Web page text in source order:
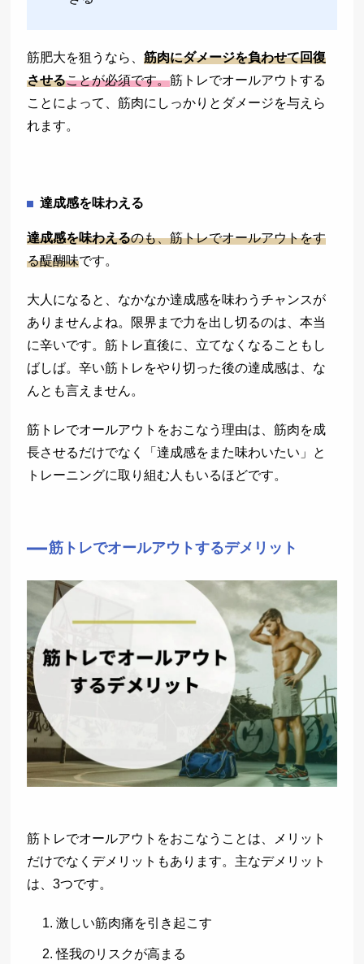
筋肥大を狙うなら、筋肉にダメージを負わせて回復
させることが必須です。筋トレでオールアウトする
ことによって、筋肉にしっかりとダメージを与えら
れます。
達成感を味わえる
達成感を味わえるのも、筋トレでオールアウトをす
る醍醐味です。
大人になると、なかなか達成感を味わうチャンスが
ありませんよね。限界まで力を出し切るのは、本当
に辛いです。筋トレ直後に、立てなくなることもし
ばしば。辛い筋トレをやり切った後の達成感は、な
んとも言えません。
筋トレでオールアウトをおこなう理由は、筋肉を成
長させるだけでなく「達成感をまた味わいたい」と
トレーニングに取り組む人もいるほどです。
筋トレでオールアウトするデメリット
筋トレでオールアウトをおこなうことは、メリット
だけでなくデメリットもあります。主なデメリット
は、3つです。
激しい筋肉痛を引き起こす
怪我のリスクが高まる